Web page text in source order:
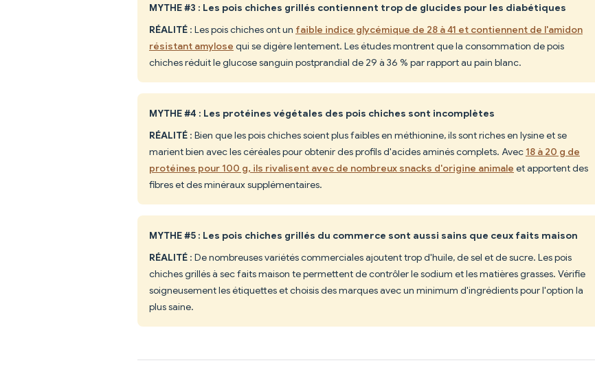
MYTHE #3 : Les pois chiches grillés contiennent trop de glucides pour les diabétiques
RÉALITÉ : Les pois chiches ont un faible indice glycémique de 28 à 41 et contiennent de l'amidon
résistant amylose qui se digère lentement. Les études montrent que la consommation de pois
chiches réduit le glucose sanguin postprandial de 29 à 36 % par rapport au pain blanc.
MYTHE #4 : Les protéines végétales des pois chiches sont incomplètes
RÉALITÉ : Bien que les pois chiches soient plus faibles en méthionine, ils sont riches en lysine et se
marient bien avec les céréales pour obtenir des profils d'acides aminés complets. Avec 18 à 20 g de
protéines pour 100 g, ils rivalisent avec de nombreux snacks d'origine animale et apportent des
fibres et des minéraux supplémentaires.
MYTHE #5 : Les pois chiches grillés du commerce sont aussi sains que ceux faits maison
RÉALITÉ : De nombreuses variétés commerciales ajoutent trop d'huile, de sel et de sucre. Les pois
chiches grillés à sec faits maison te permettent de contrôler le sodium et les matières grasses. Vérifie
soigneusement les étiquettes et choisis des marques avec un minimum d'ingrédients pour l'option la
plus saine.